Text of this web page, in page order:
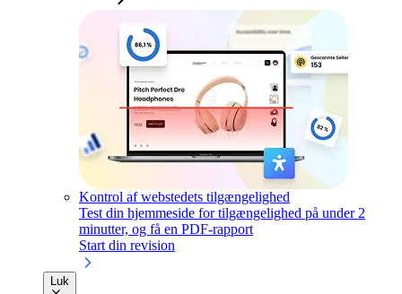
Kontrol af webstedets tilgængelighed
Test din hjemmeside for tilgængelighed på under 2
minutter, og få en PDF-rapport
Start din revision
Luk